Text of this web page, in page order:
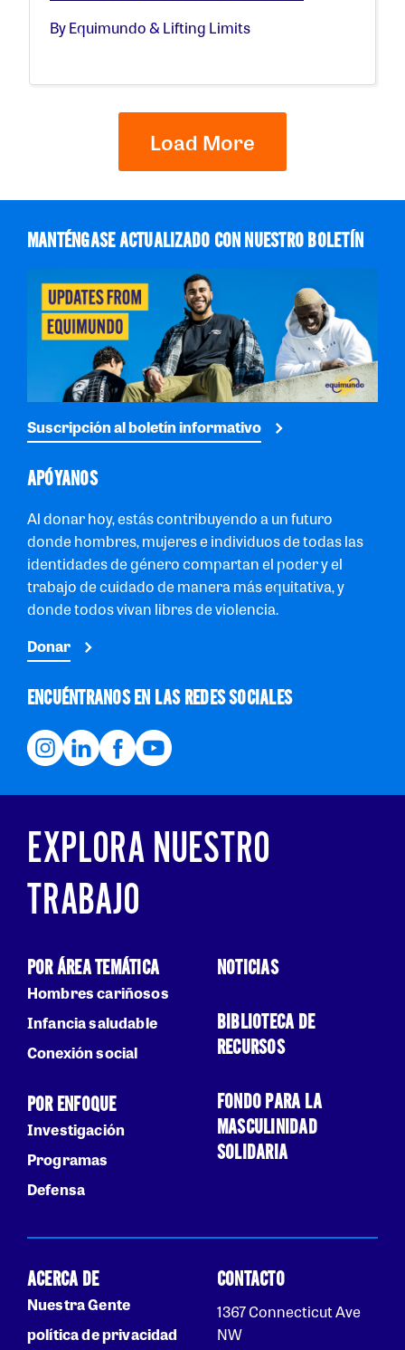
By Equimundo & Lifting Limits
Load More
MANTÉNGASE ACTUALIZADO CON NUESTRO BOLETÍN
Suscripción al boletín informativo
APÓYANOS
Al donar hoy, estás contribuyendo a un futuro
donde hombres, mujeres e individuos de todas las
identidades de género compartan el poder y el
trabajo de cuidado de manera más equitativa, y
donde todos vivan libres de violencia.
Donar
ENCUÉNTRANOS EN LAS REDES SOCIALES
EXPLORA NUESTRO
TRABAJO
POR ÁREA TEMÁTICA
Hombres cariñosos
Infancia saludable
Conexión social
POR ENFOQUE
Investigación
Programas
Defensa
NOTICIAS
BIBLIOTECA DE
RECURSOS
FONDO PARA LA
MASCULINIDAD
SOLIDARIA
ACERCA DE
Nuestra Gente
política de privacidad
CONTACTO
1367 Connecticut Ave
NW